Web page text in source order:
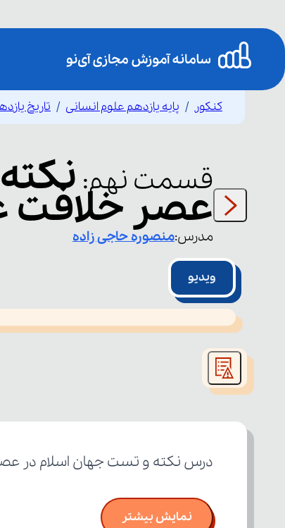
کنکور پایه یازدهم علوم انسانی تاریخ
قسمت نهم:
عصر خلافت
مدرس:منصورهحاجی زاده
ویدیو
This
is
window.
درس نکته و تست جهان اسلام در عصر خلافت عباسی (1 از 2)
نمایش بیشتر